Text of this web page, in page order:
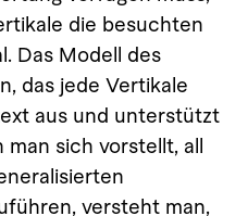
die besuchten
Das Modell des
das jede Vertikale
aus und unterstützt
sich vorstellt, all
versteht man,